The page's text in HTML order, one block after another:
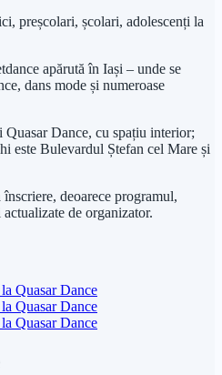
preșcolari, școlari, adolescenți la
apărută în Iași – unde se
dans mode și numeroase
Quasar Dance, cu spațiu interior;
este Bulevardul Ștefan cel Mare și
deoarece programul,
de organizator.